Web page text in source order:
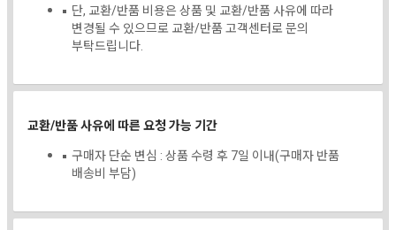
단, 교환/반품 비용은 상품 및 교환/반품 사유에 따라
변경될 수 있으므로 교환/반품 고객센터로 문의
부탁드립니다.
교환/반품 사유에 따른 요청 가능 기간
구매자 단순 변심 : 상품 수령 후 7일 이내(구매자 반품
배송비 부담)